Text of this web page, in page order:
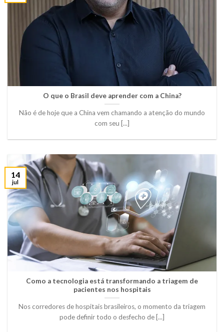
O que o Brasil deve aprender com a China?
Não é de hoje que a China vem chamando a atenção do mundo
com seu [...]
Como a tecnologia está transformando a triagem de
pacientes nos hospitais
Nos corredores de hospitais brasileiros, o momento da triagem
pode definir todo o desfecho de [...]
14
jul